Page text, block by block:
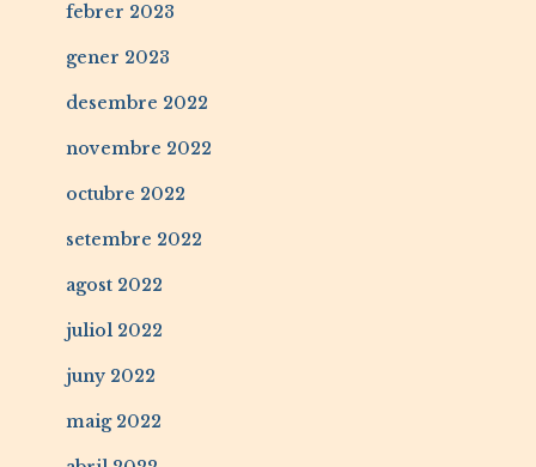
febrer 2023
gener 2023
desembre 2022
novembre 2022
octubre 2022
setembre 2022
agost 2022
juliol 2022
juny 2022
maig 2022